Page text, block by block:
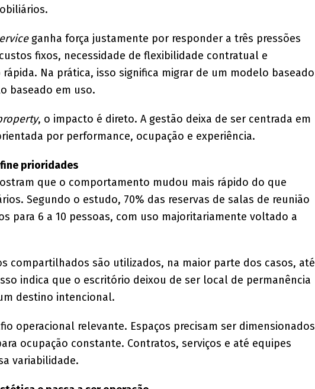
ganha força justamente por responder a três pressões
fixos, necessidade de flexibilidade contratual e
Na prática, isso significa migrar de um modelo baseado
baseado em uso.
, o impacto é direto. A gestão deixa de ser centrada em
por performance, ocupação e experiência.
prioridades
que o comportamento mudou mais rápido do que
Segundo o estudo, 70% das reservas de salas de reunião
para 6 a 10 pessoas, com uso majoritariamente voltado a
compartilhados são utilizados, na maior parte dos casos, até
indica que o escritório deixou de ser local de permanência
destino intencional.
operacional relevante. Espaços precisam ser dimensionados
ocupação constante. Contratos, serviços e até equipes
variabilidade.